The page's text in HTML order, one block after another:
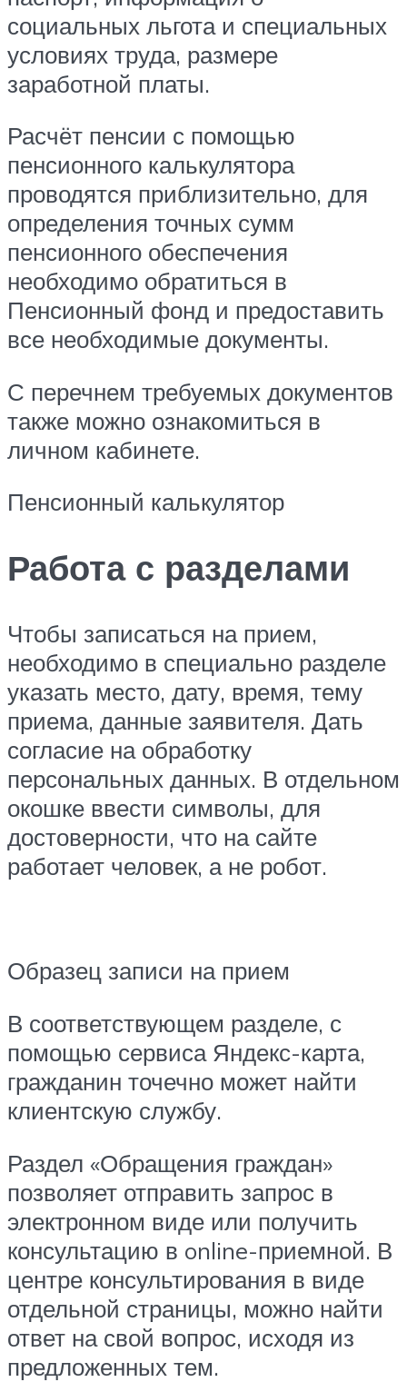
социальных льгота и специальных
условиях труда, размере
заработной платы.
Расчёт пенсии с помощью
пенсионного калькулятора
проводятся приблизительно, для
определения точных сумм
пенсионного обеспечения
необходимо обратиться в
Пенсионный фонд и предоставить
все необходимые документы.
С перечнем требуемых документов
также можно ознакомиться в
личном кабинете.
Пенсионный калькулятор
Работа с разделами
Чтобы записаться на прием,
необходимо в специально разделе
указать место, дату, время, тему
приема, данные заявителя. Дать
согласие на обработку
персональных данных. В отдельном
окошке ввести символы, для
достоверности, что на сайте
работает человек, а не робот.
Образец записи на прием
В соответствующем разделе, с
помощью сервиса Яндекс-карта,
гражданин точечно может найти
клиентскую службу.
Раздел «Обращения граждан»
позволяет отправить запрос в
электронном виде или получить
консультацию в online-приемной. В
центре консультирования в виде
отдельной страницы, можно найти
ответ на свой вопрос, исходя из
предложенных тем.